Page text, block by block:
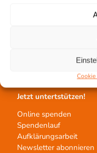
Jetzt untertstützen!
Online spenden
Spendenlauf
Aufklärungsarbeit
Newsletter abonnieren